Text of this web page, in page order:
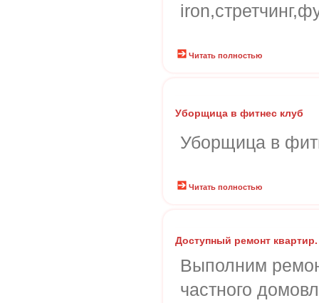
Читать полностью
Уборщица в фитнес клуб
Уборщица в
Читать полностью
Доступный ремонт
Выполним
частного